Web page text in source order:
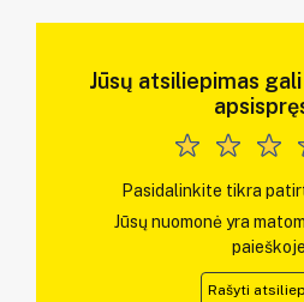
Jūsų atsiliepimas
Pasidalinkite tikra
Jūsų nuomonė yra
paieškoje
Rašyti